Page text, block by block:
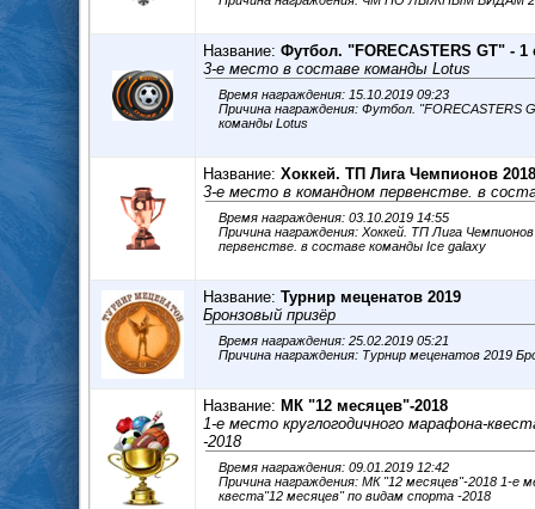
Название: Футбол. "FORECASTERS GT" - 1
3-е место в составе команды Lotus
Время награждения: 15.10.2019 09:23
Причина награждения: Футбол. "FORECASTERS
команды Lotus
Название: Хоккей. ТП Лига Чемпионов
3-е место в командном первенстве. в
Время награждения: 03.10.2019 14:55
Причина награждения: Хоккей. ТП Лига Чемпионов 2018/2019 3-е
первенстве. в составе команды Ice galaxy
Название: Турнир меценатов 2019
Бронзовый призёр
Время награждения: 25.02.2019 05:21
Причина
Название: МК "12 месяцев"-2018
1-е место круглогодичного марафона-
-2018
Время награждения: 09.01.2019 12:42
Причина награждения: МК "12 месяцев"-2018 1-е место круглогодичного марафона-
квеста"12 месяцев" по видам спорта -2018